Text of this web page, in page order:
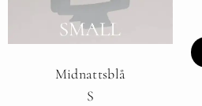
Midnattsblå
S